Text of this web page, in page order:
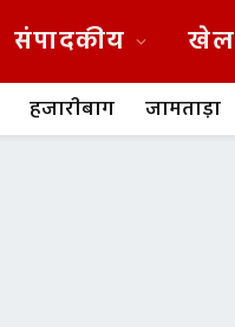
संपादकीय खेल
हजारीबाग जामताड़ा